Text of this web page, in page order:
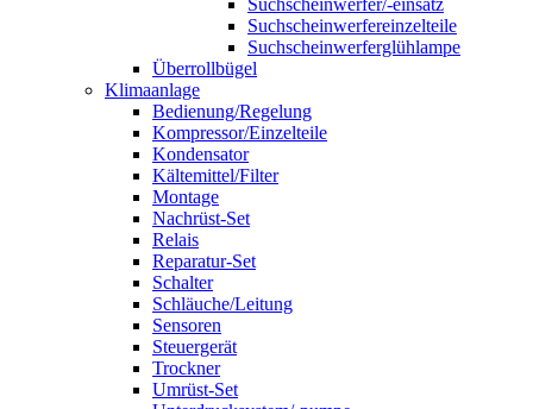
Suchscheinwerfer/-einsatz
Suchscheinwerfereinzelteile
Suchscheinwerferglühlampe
Überrollbügel
Klimaanlage
Bedienung/Regelung
Kompressor/Einzelteile
Kondensator
Kältemittel/Filter
Montage
Nachrüst-Set
Relais
Reparatur-Set
Schalter
Schläuche/Leitung
Sensoren
Steuergerät
Trockner
Umrüst-Set